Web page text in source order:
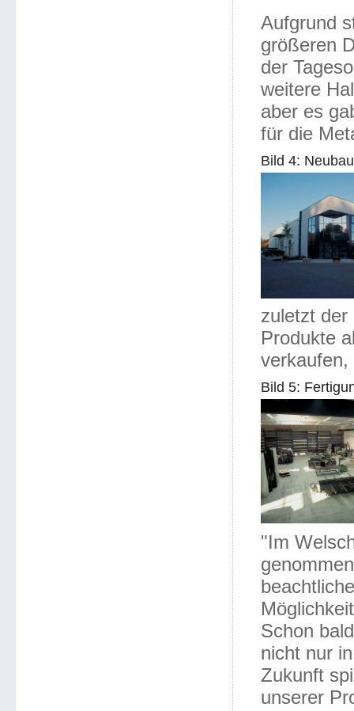
Aufgrund
größeren
der
weitere
aber es
für die
Bild 4:
zuletzt der
Produkte
Bild 5:
"Im
Schon
nicht nur
Zukunft
unserer